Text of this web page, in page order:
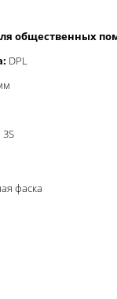
общественных
DPL
3S
фаска